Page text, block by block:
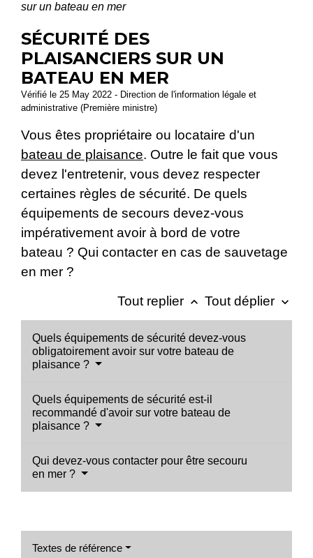
sur un bateau en mer
SÉCURITÉ DES
PLAISANCIERS SUR UN
BATEAU EN MER
Vérifié le 25 May 2022 - Direction de l'information légale et
administrative (Première ministre)
Vous êtes propriétaire ou locataire d'un
bateau de plaisance. Outre le fait que vous
devez l'entretenir, vous devez respecter
certaines règles de sécurité. De quels
équipements de secours devez-vous
impérativement avoir à bord de votre
bateau ? Qui contacter en cas de sauvetage
en mer ?
Tout replier keyboard_arrow_up Tout déplier keyboard_arrow_down
Quels équipements de sécurité devez-vous
obligatoirement avoir sur votre bateau de
plaisance ?
Quels équipements de sécurité est-il
recommandé d'avoir sur votre bateau de
plaisance ?
Qui devez-vous contacter pour être secouru
en mer ?
Textes de référence